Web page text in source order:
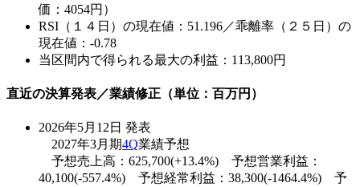
価：4054円）
RSI（１４日）の現在値：51.196／乖離率（２５日）の
現在値：-0.78
当区間内で得られる最大の利益：113,800円
直近の決算発表／業績修正（単位：百万円）
2026年5月12日 発表
2027年3月期4Q業績予想
予想売上高：625,700(+13.4%) 予想営業利益：
40,100(-557.4%) 予想経常利益：38,300(-1464.4%) 予